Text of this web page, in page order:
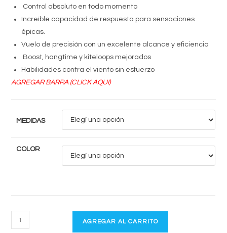
Control absoluto en todo momento
Increíble capacidad de respuesta para sensaciones
épicas.
Vuelo de precisión con un excelente alcance y eficiencia
Boost, hangtime y kiteloops mejorados
Habilidades contra el viento sin esfuerzo
AGREGAR BARRA (CLICK AQUI)
MEDIDAS
COLOR
BANDIT
XV
AGREGAR AL CARRITO